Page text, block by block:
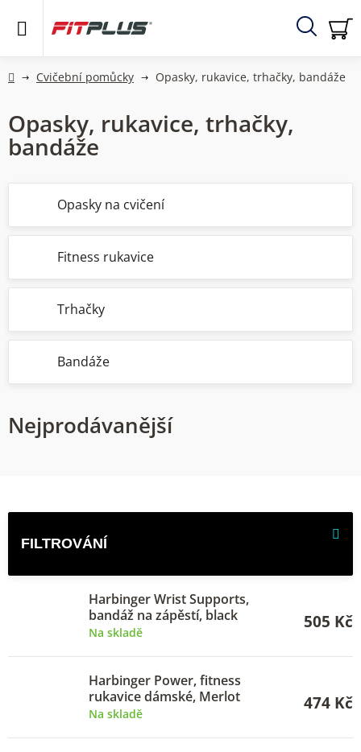
Hledat
DomůCvičební pomůcky Opasky, rukavice, trhačky, bandáže
Opasky, rukavice, trhačky,
bandáže
Opasky na cvičení
Fitness rukavice
Trhačky
Bandáže
Nejprodávanější
Harbinger Wrist Supports,
bandáž na zápěstí, black
Na skladě
505 Kč
Harbinger Power, fitness
rukavice dámské, Merlot
Na skladě
474 Kč
V
r
u